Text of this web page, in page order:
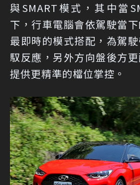
與SMART模式，其中當
下，行車電腦會依駕駛當
最即時的模式搭配，為駕
馭反應，另外方向盤後方更
提供更精準的檔位掌控。